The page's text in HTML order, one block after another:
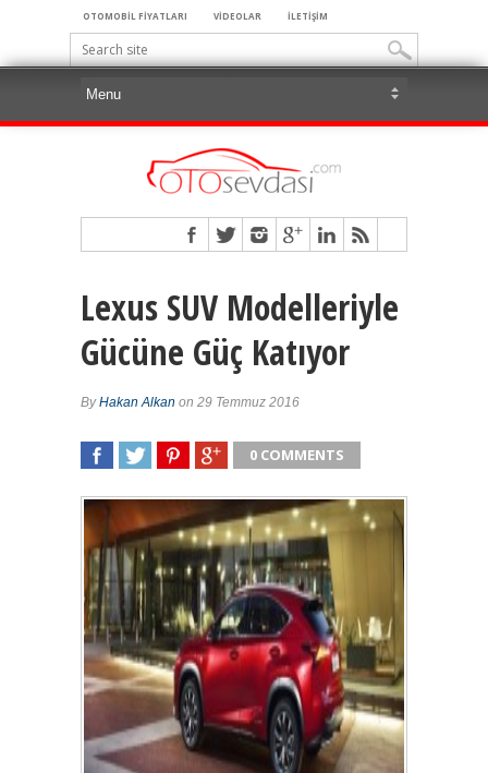
OTOMOBİL FİYATLARI VİDEOLAR İLETİŞİM
Lexus SUV Modelleriyle
Gücüne Güç Katıyor
ByHakan Alkan on 29 Temmuz 2016
0 COMMENTS